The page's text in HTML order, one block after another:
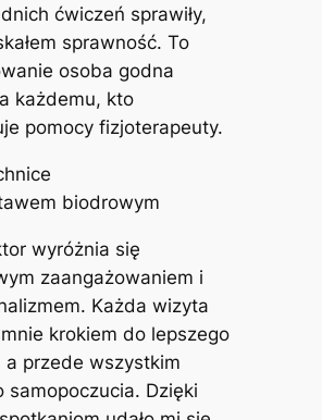
ćwiczeń sprawiły,
sprawność. To
osoba godna
każdemu, kto
pomocy fizjoterapeuty.
biodrowym
wyróżnia się
zaangażowaniem i
Każda wizyta
mnie krokiem do lepszego
a przede wszystkim
samopoczucia. Dzięki